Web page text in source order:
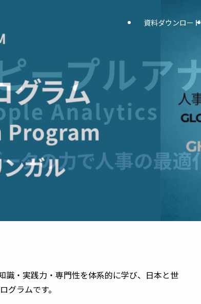
資料ダウンロード
・実践力・専門性を体系的に学び、日本と世
グラムです。